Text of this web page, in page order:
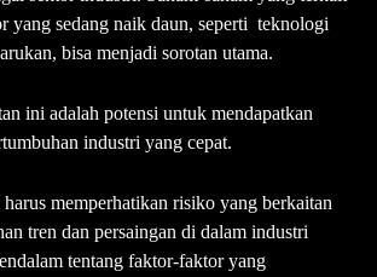
yang sedang naik daun, seperti teknologi
bisa menjadi sorotan utama.
ini adalah potensi untuk mendapatkan
industri yang cepat.
memperhatikan risiko yang berkaitan
tren dan persaingan di dalam industri
tentang faktor-faktor yang